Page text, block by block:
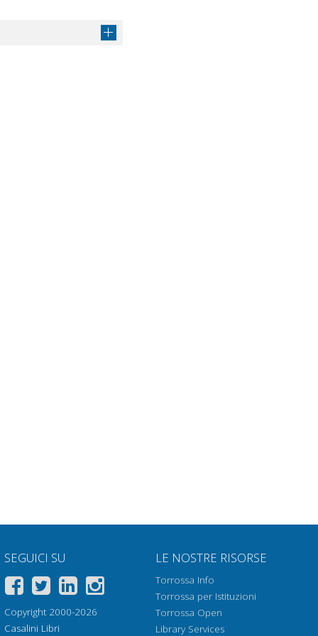
Ottieni articolo
SEGUICI SU
Copyright 2000-2026
Casalini Libri
LE NOSTRE RISORSE
Torrossa Info
Torrossa per Istituzioni
Torrossa Open
Library Services